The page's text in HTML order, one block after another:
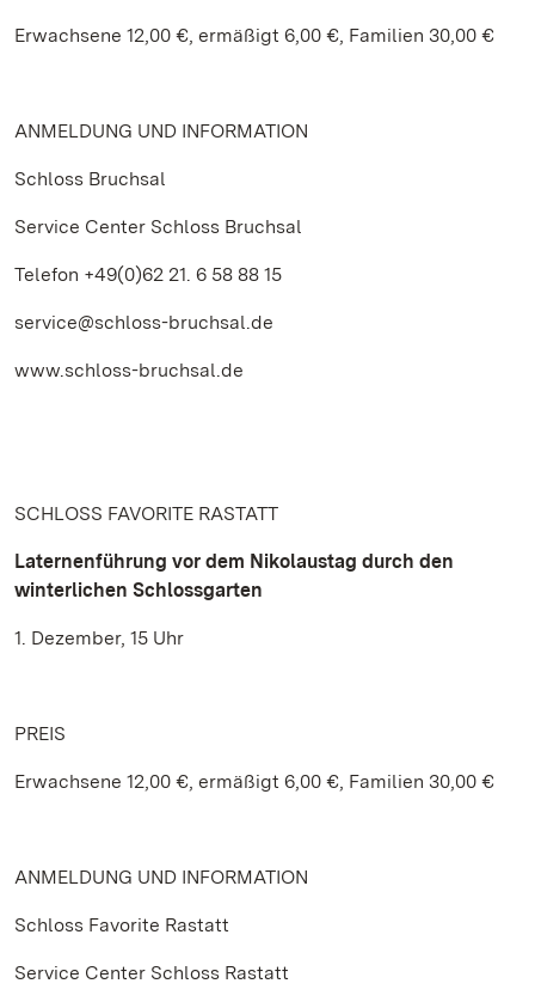
Erwachsene 12,00 €, ermäßigt 6,00 €, Familien 30,00 €
ANMELDUNG UND INFORMATION
Schloss Bruchsal
Service Center Schloss Bruchsal
Telefon +49(0)62 21. 6 58 88 15
service@schloss-bruchsal.de
www.schloss-bruchsal.de
SCHLOSS FAVORITE RASTATT
Laternenführung vor dem Nikolaustag durch den
winterlichen Schlossgarten
1. Dezember, 15 Uhr
PREIS
Erwachsene 12,00 €, ermäßigt 6,00 €, Familien 30,00 €
ANMELDUNG UND INFORMATION
Schloss Favorite Rastatt
Service Center Schloss Rastatt